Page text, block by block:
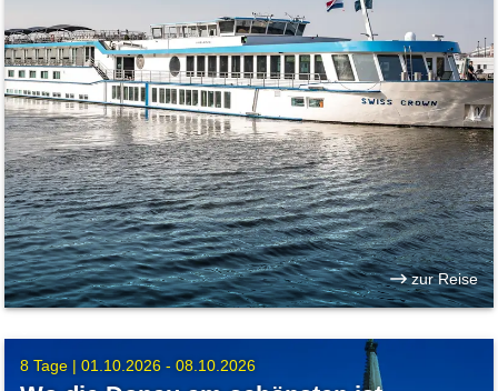
zur Reise
8 Tage |01.10.2026 - 08.10.2026